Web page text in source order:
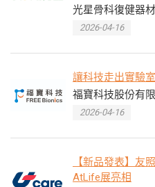
光星骨科復健器
2026-04-16
讓科技走出實驗
福寶科技股份有
2026-04-16
【新品發表】友
AtLife展亮相